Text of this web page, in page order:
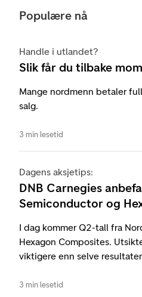
Populære nå
Handle i utlandet?
Slik får du tilbake
Mange nordmenn betaler
salg.
3 min lesetid
Dagens aksjetips:
DNB Carnegies
Semiconductor og
I dag kommer Q2-tall fra
Hexagon Composites.
viktigere enn selve
3 min lesetid